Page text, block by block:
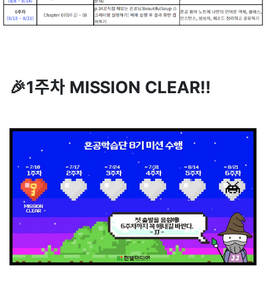
🎉1주차 MISSION CLEAR!!